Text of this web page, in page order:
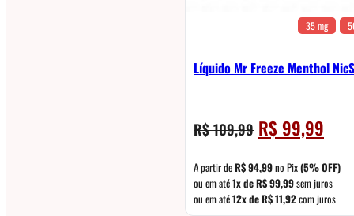
35 mg
Líquido Mr Freeze Menthol
R$109,99 O
preço
original
era:
R$ 109,99.
R$99,99
preço
atual
é:
R$
A partir deR$94,99no Pix(5% OFF)
ou em até1x deR$99,99sem juros
ou em até12x deR$11,92com juros